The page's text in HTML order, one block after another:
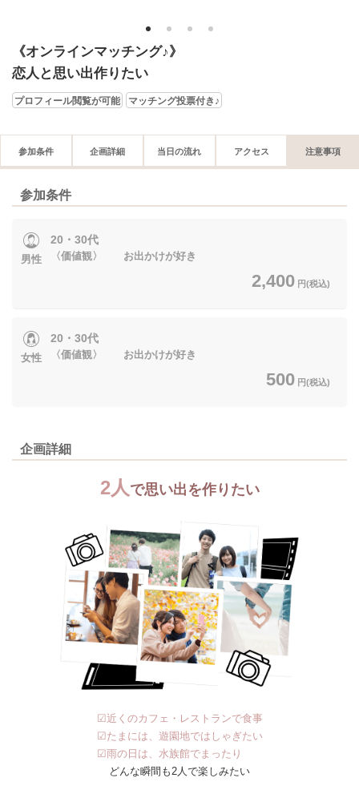
1 2 3 4
《オンラインマッチング♪》
恋人と思い出作りたい
プロフィール閲覧が可能 マッチング投票付き♪
参加条件 企画詳細 当日の流れ アクセス 注意事項
参加条件
男性
20・30代
〈価値観〉 お出かけが好き
2,400 円(税込)
女性
20・30代
〈価値観〉 お出かけが好き
500 円(税込)
企画詳細
2人 で思い出を作りたい
☑近くのカフェ・レストランで食事
☑たまには、遊園地ではしゃぎたい
☑雨の日は、水族館でまったり
どんな瞬間も2人で楽しみたい